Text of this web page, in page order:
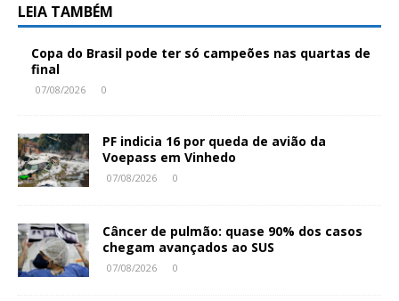
LEIA TAMBÉM
Copa do Brasil pode ter só campeões nas quartas de
final
07/08/2026 0
PF indicia 16 por queda de avião da
Voepass em Vinhedo
07/08/2026 0
Câncer de pulmão: quase 90% dos casos
chegam avançados ao SUS
07/08/2026 0